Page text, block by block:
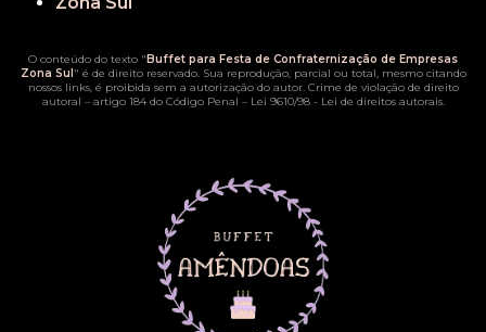
O conteúdo do texto "Buffet para Festa de Confraternização de Empresas
Zona Sul" é de direito reservado. Sua reprodução, parcial ou total, mesmo citando
nossos links, é proibida sem a autorização do autor. Crime de violação de direito
autoral – artigo 184 do Código Penal – Lei 9610/98 - Lei de direitos autorais.